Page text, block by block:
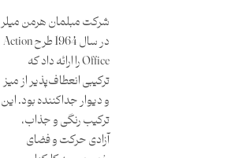
شرکت مبلمان هرمن میلر
در سال 1964 طرح Action
Office را ارائه داد که
ترکیبی انعطاف‌پذیر از میز
و دیوار جداکننده بود. این
ترکیب رنگی و جذاب،
آزادی حرکت و فضای